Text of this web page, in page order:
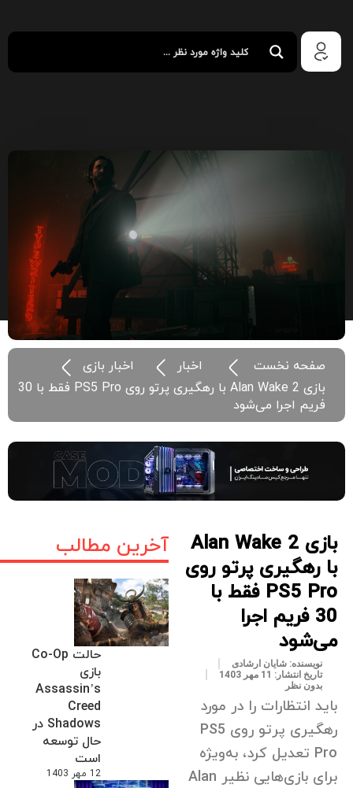
صفحه نخست اخبار
اخبار بازی
بازی Alan Wake 2 با رهگیری پرتو روی PS5 Pro فقط با 30
فریم اجرا می‌شود
آخرین مطالب
حالت Co-Op
بازی
Assassin’s
Creed
Shadows در
حال توسعه
است
12 مهر 1403
بازی Alan Wake 2
با رهگیری پرتو روی
PS5 Pro فقط با
30 فریم اجرا
می‌شود
نویسنده: شایان ارشادی
تاریخ انتشار: 11 مهر 1403
بدون نظر
باید انتظارات را در مورد
رهگیری پرتو روی PS5
Pro تعدیل کرد، به‌ویژه
برای بازی‌هایی نظیر Alan